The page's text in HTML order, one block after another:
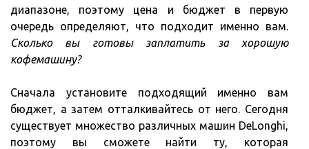
диапазоне, поэтому цена и бюджет в первую
очередь определяют, что подходит именно вам.
Сколько вы готовы заплатить за хорошую
кофемашину?
Сначала установите подходящий именно вам
бюджет, а затем отталкивайтесь от него. Сегодня
существует множество различных машин DeLonghi,
поэтому вы сможете найти ту, которая